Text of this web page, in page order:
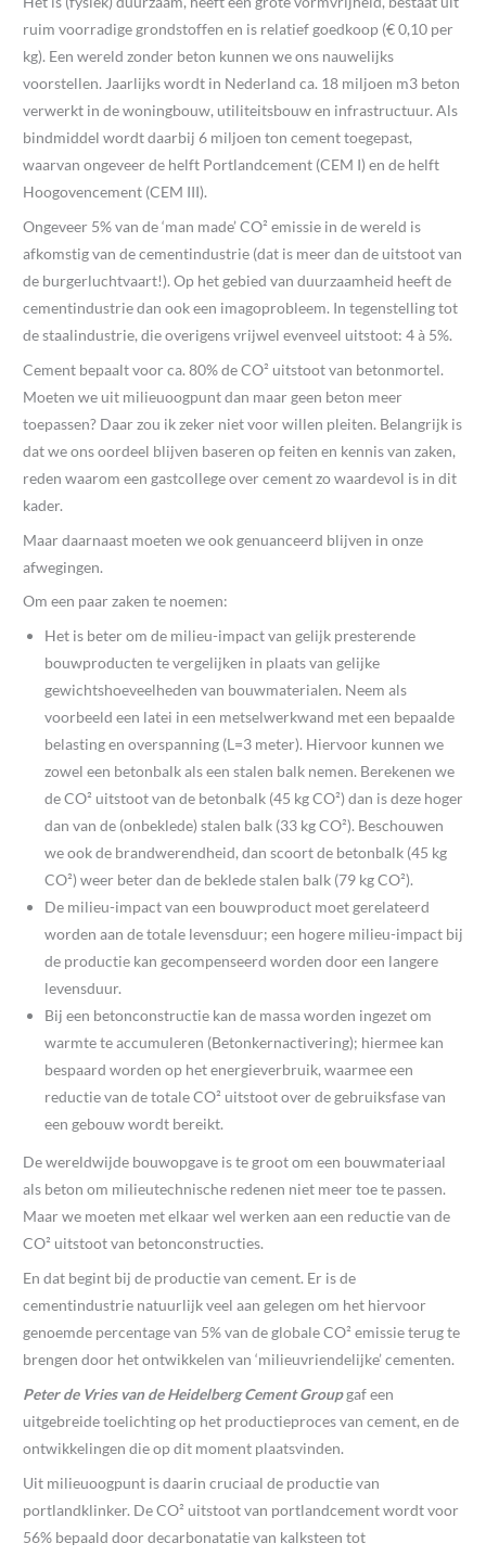
ruim voorradige grondstoffen en is relatief goedkoop (€ 0,10 per
kg). Een wereld zonder beton kunnen we ons nauwelijks
voorstellen. Jaarlijks wordt in Nederland ca. 18 miljoen m3 beton
verwerkt in de woningbouw, utiliteitsbouw en infrastructuur. Als
bindmiddel wordt daarbij 6 miljoen ton cement toegepast,
waarvan ongeveer de helft Portlandcement (CEM I) en de helft
Hoogovencement (CEM III).
Ongeveer 5% van de ‘man made’ CO² emissie in de wereld is
afkomstig van de cementindustrie (dat is meer dan de uitstoot van
de burgerluchtvaart!). Op het gebied van duurzaamheid heeft de
cementindustrie dan ook een imagoprobleem. In tegenstelling tot
de staalindustrie, die overigens vrijwel evenveel uitstoot: 4 à 5%.
Cement bepaalt voor ca. 80% de CO² uitstoot van betonmortel.
Moeten we uit milieuoogpunt dan maar geen beton meer
toepassen? Daar zou ik zeker niet voor willen pleiten. Belangrijk is
dat we ons oordeel blijven baseren op feiten en kennis van zaken,
reden waarom een gastcollege over cement zo waardevol is in dit
kader.
Maar daarnaast moeten we ook genuanceerd blijven in onze
afwegingen.
Om een paar zaken te noemen:
Het is beter om de milieu-impact van gelijk presterende
bouwproducten te vergelijken in plaats van gelijke
gewichtshoeveelheden van bouwmaterialen. Neem als
voorbeeld een latei in een metselwerkwand met een bepaalde
belasting en overspanning (L=3 meter). Hiervoor kunnen we
zowel een betonbalk als een stalen balk nemen. Berekenen we
de CO² uitstoot van de betonbalk (45 kg CO²) dan is deze hoger
dan van de (onbeklede) stalen balk (33 kg CO²). Beschouwen
we ook de brandwerendheid, dan scoort de betonbalk (45 kg
CO²) weer beter dan de beklede stalen balk (79 kg CO²).
De milieu-impact van een bouwproduct moet gerelateerd
worden aan de totale levensduur; een hogere milieu-impact bij
de productie kan gecompenseerd worden door een langere
levensduur.
Bij een betonconstructie kan de massa worden ingezet om
warmte te accumuleren (Betonkernactivering); hiermee kan
bespaard worden op het energieverbruik, waarmee een
reductie van de totale CO² uitstoot over de gebruiksfase van
een gebouw wordt bereikt.
De wereldwijde bouwopgave is te groot om een bouwmateriaal
als beton om milieutechnische redenen niet meer toe te passen.
Maar we moeten met elkaar wel werken aan een reductie van de
CO² uitstoot van betonconstructies.
En dat begint bij de productie van cement. Er is de
cementindustrie natuurlijk veel aan gelegen om het hiervoor
genoemde percentage van 5% van de globale CO² emissie terug te
brengen door het ontwikkelen van ‘milieuvriendelijke’ cementen.
Peter de Vries van de Heidelberg Cement Groupgaf een
uitgebreide toelichting op het productieproces van cement, en de
ontwikkelingen die op dit moment plaatsvinden.
Uit milieuoogpunt is daarin cruciaal de productie van
portlandklinker. De CO² uitstoot van portlandcement wordt voor
56% bepaald door decarbonatatie van kalksteen tot